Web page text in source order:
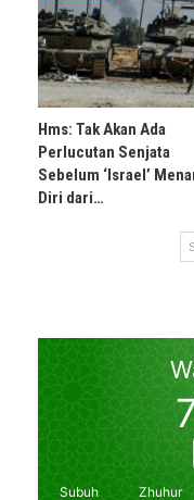
Hms: Tak Akan Ada
Perlucutan Senjata
Sebelum ‘Israel’
Diri dari…